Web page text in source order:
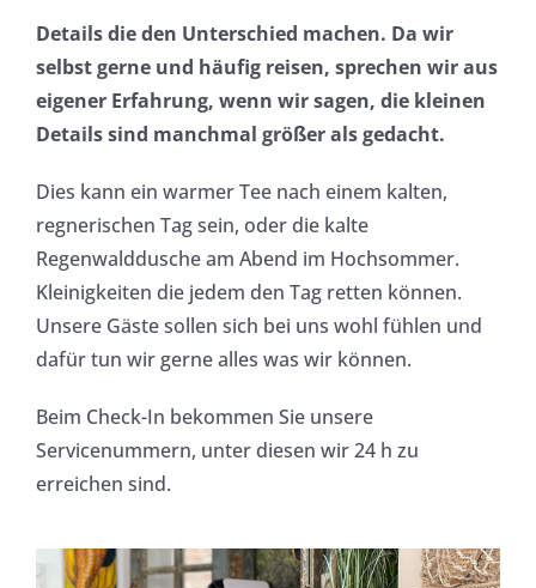
Details die den Unterschied machen. Da wir
selbst gerne und häufig reisen, sprechen wir aus
eigener Erfahrung, wenn wir sagen, die kleinen
Details sind manchmal größer als gedacht.
Dies kann ein warmer Tee nach einem kalten,
regnerischen Tag sein, oder die kalte
Regenwalddusche am Abend im Hochsommer.
Kleinigkeiten die jedem den Tag retten können.
Unsere Gäste sollen sich bei uns wohl fühlen und
dafür tun wir gerne alles was wir können.
Beim Check-In bekommen Sie unsere
Servicenummern, unter diesen wir 24 h zu
erreichen sind.